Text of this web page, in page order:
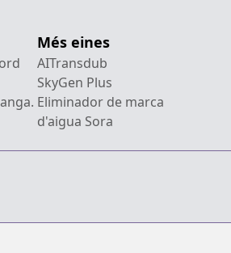
Més eines
AITransdub
SkyGen Plus
Eliminador de marca
d'aigua Sora